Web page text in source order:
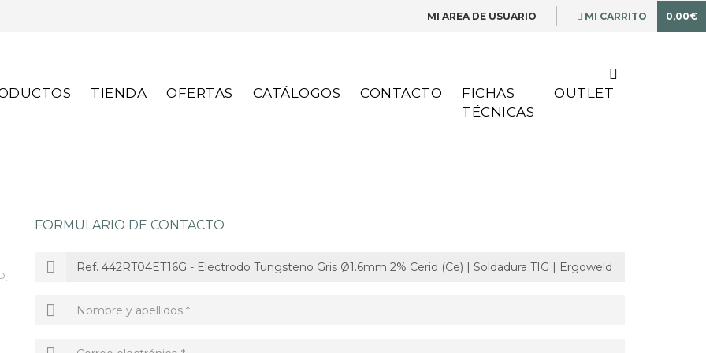
MI CARRITO 0,00€
MI AREA DE USUARIO
TIENDA OFERTAS CATÁLOGOS CONTACTO
FICHAS
TÉCNICAS
OUTLET
FORMULARIO DE CONTACTO